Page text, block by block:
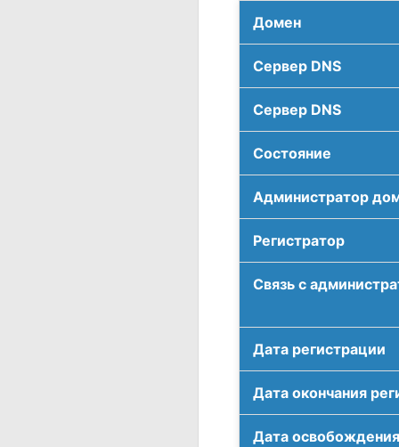
Домен
Сервер DNS
Сервер DNS
Соcтояние
Администратор
Регистратор
Связь с
Дата регистрации
Дата окончания
Дата